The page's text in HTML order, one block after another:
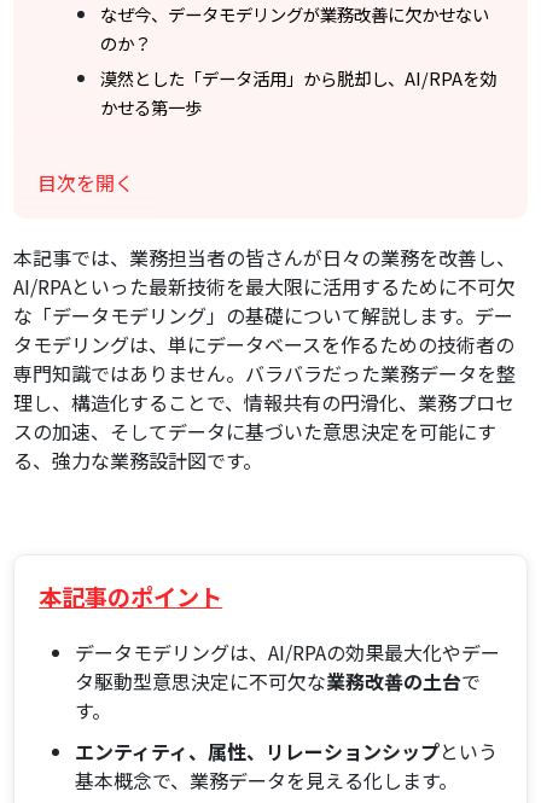
なぜ今、データモデリングが業務改善に欠かせない
のか？
漠然とした「データ活用」から脱却し、AI/RPAを効
かせる第一歩
業務設計図の効力
データモデリングとは何か？～業務データを見える化す
る設計図
「家の間取り図」で考えるデータモデリングの基本
概念
目的は「共通理解」と「効率的なデータ活用」の実
現
業務プロセスとデータの関係性を整理する視点
システム設計の土台となる「論理データモデル」：
実際にデータベースを作る「物理データモデル」：
開発現場との橋渡し
業務実行者が始めるデータモデリング：実践ステップ
ステップ1: 業務とデータの洗い出し（現行の課題を
明確にする）
目次を開く
本記事では、業務担当者の皆さんが日々の業務を改善し、
AI/RPAといった最新技術を最大限に活用するために不可欠
な「データモデリング」の基礎について解説します。デー
タモデリングは、単にデータベースを作るための技術者の
専門知識ではありません。バラバラだった業務データを整
理し、構造化することで、情報共有の円滑化、業務プロセ
スの加速、そしてデータに基づいた意思決定を可能にす
る、強力な業務設計図です。
本記事のポイント
データモデリングは、AI/RPAの効果最大化やデー
タ駆動型意思決定に不可欠な業務改善の土台で
す。
エンティティ、属性、リレーションシップという
基本概念で、業務データを見える化します。